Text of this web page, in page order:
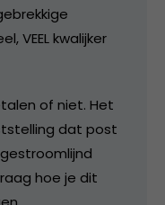
VEEL kwalijker
of niet. Het
dat post
hoe je dit